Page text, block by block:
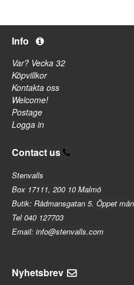
Info
Var? Vecka 32
Köpvillkor
Kontakta oss
Welcome!
Postage
Logga in
Contact us
Stenvalls
Box 17111, 200 10 Malmö
Butik: Rådmansgatan 5. Öppet
Tel 040 127703
Email: info@stenvalls.com
Nyhetsbrev